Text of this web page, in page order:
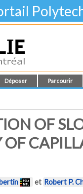
Déposer Parcourir
OF
OF
et Robert P.